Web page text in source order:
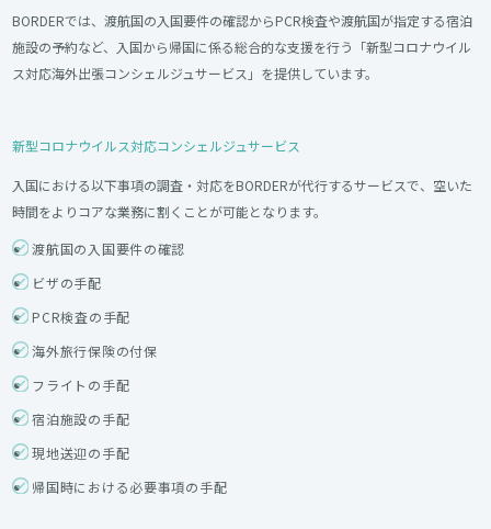
BORDERでは、渡航国の入国要件の確認からPCR検査や渡航国が指定する宿泊
施設の予約など、入国から帰国に係る総合的な支援を行う「新型コロナウイル
ス対応海外出張コンシェルジュサービス」を提供しています。
新型コロナウイルス対応コンシェルジュサービス
入国における以下事項の調査・対応をBORDERが代行するサービスで、空いた
時間をよりコアな業務に割くことが可能となります。
渡航国の入国要件の確認
ビザの手配
PCR検査の手配
海外旅行保険の付保
フライトの手配
宿泊施設の手配
現地送迎の手配
帰国時における必要事項の手配